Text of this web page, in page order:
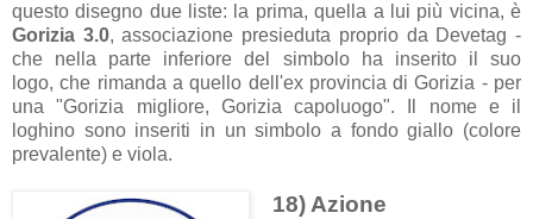
questo disegno due liste: la prima, quella a lui più vicina, è
Gorizia 3.0, associazione presieduta proprio da Devetag -
che nella parte inferiore del simbolo
ha inserito il suo
logo, che rimanda a quello dell'ex provincia di Gorizia - per
una "Gorizia migliore, Gorizia capoluogo". Il nome e il
loghino sono inseriti in un simbolo a fondo giallo (colore
prevalente) e viola.
18) Azione